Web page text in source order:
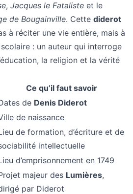
, Jacques le Fataliste et le
de Bougainville. Cette diderot
à réciter une vie entière, mais à
: un auteur qui interroge
la religion et la vérité
Ce qu’il faut savoir
de Denis Diderot
de naissance
de formation, d’écriture et de
intellectuelle
d’emprisonnement en 1749
majeur des Lumières,
par Diderot